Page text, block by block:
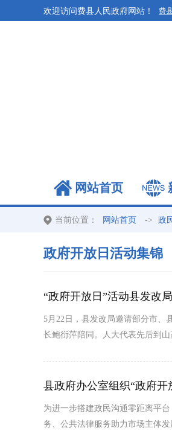
欢迎访问费县人民政府网站！
网站首页
当前位置： 网站首页 -> 政
政府开放日活动集锦
“政府开放日”活动县发改
5月22日，县发改局邀请部分市、
长鲍衍萍陪同。人大代表先后到
县政府办公室组织“政府开
为进一步搭建政民沟通零距离平
务、公共法律服务助力市场主体